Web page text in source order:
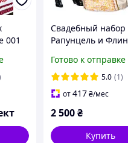
001
Свадебный набор
Рапунцель и Флин
оригинал
Готово к отправке
5.0 (1)
от417 ₴/мес
2 500 ₴
Купить